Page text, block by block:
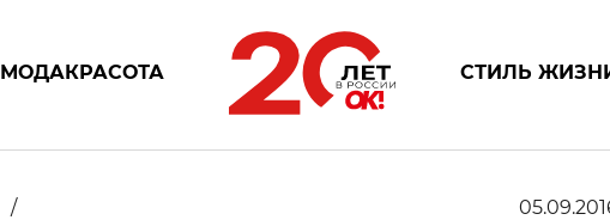
МОДАКРАСОТА СТИЛЬ